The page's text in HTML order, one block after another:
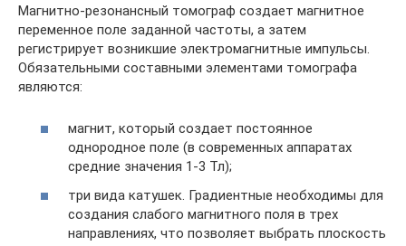
Магнитно-резонансный томограф создает магнитное
переменное поле заданной частоты, а затем
регистрирует возникшие электромагнитные импульсы.
Обязательными составными элементами томографа
являются:
магнит, который создает постоянное
однородное поле (в современных аппаратах
средние значения 1-3 Тл);
три вида катушек. Градиентные необходимы для
создания слабого магнитного поля в трех
направлениях, что позволяет выбрать плоскость